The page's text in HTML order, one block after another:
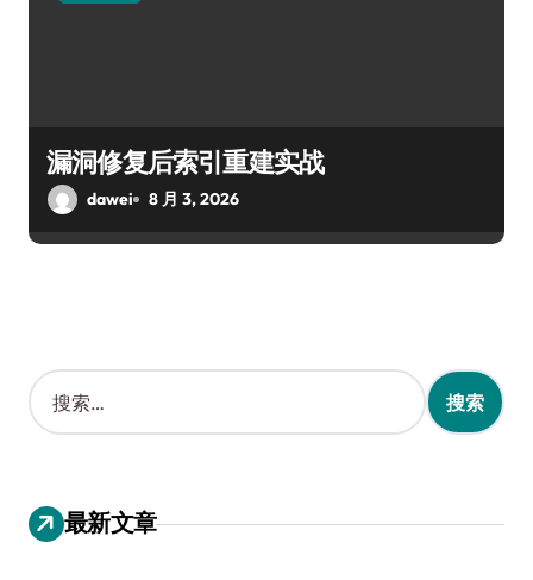
漏洞修复后索引重建实战
dawei 8 月 3, 2026
搜
索
：
最新文章